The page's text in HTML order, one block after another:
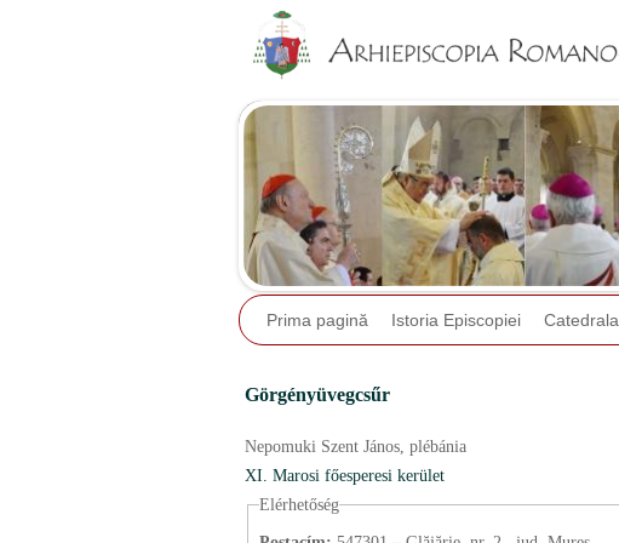
Prima pagină Istoria Episcopiei Catedrala
Görgényüvegcsűr
Nepomuki Szent János, plébánia
XI. Marosi főesperesi kerület
Elérhetőség